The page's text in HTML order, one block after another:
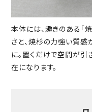
本体には、趣きのある「
さと、焼杉の力強い質感
に。置くだけで空間が引
在になります。